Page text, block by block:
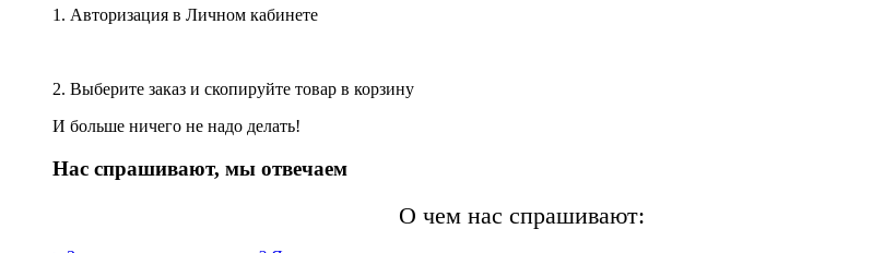
1. Авторизация в Личном кабинете
2. Выберите заказ и скопируйте товар в корзину
И больше ничего не надо делать!
Нас спрашивают, мы отвечаем
О чем нас спрашивают: